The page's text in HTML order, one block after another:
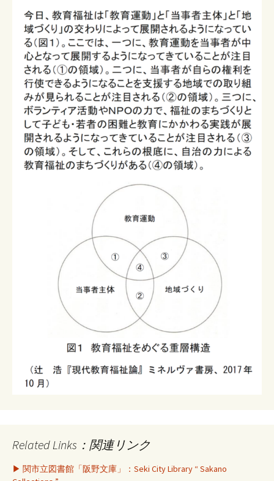
Related Links：関連リンク
▶ 関市立図書館「阪野文庫」：Seki City Library “ Sakano